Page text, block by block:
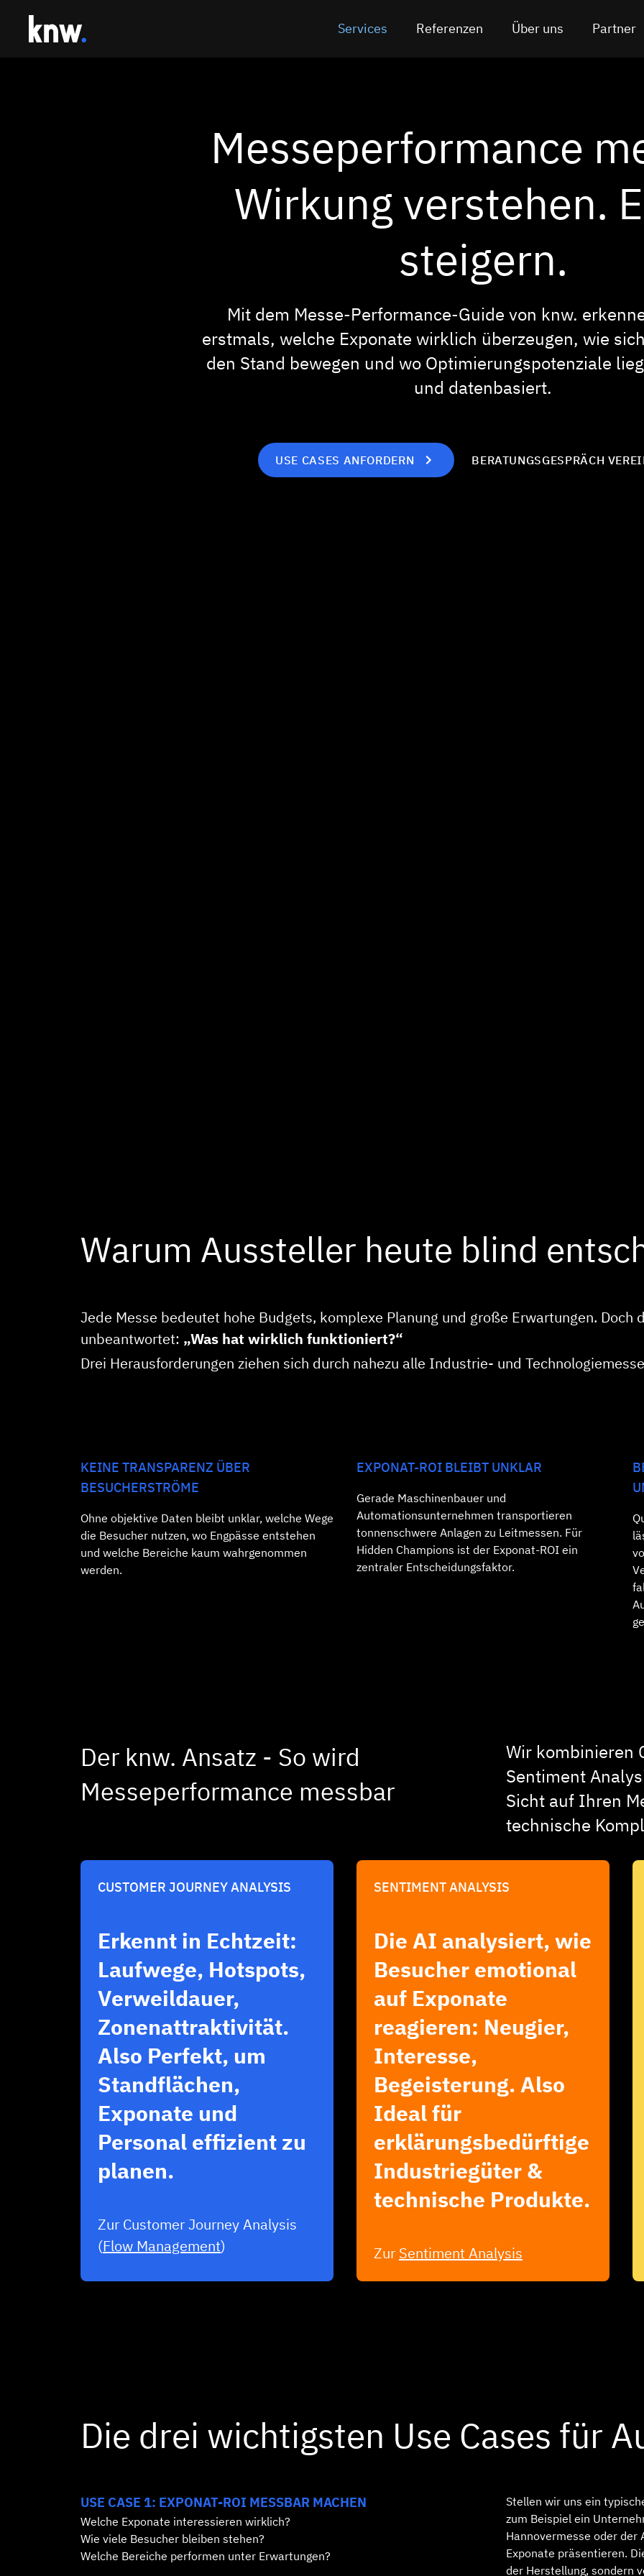
Services Referenzen Über uns Partner
Messeperformance
Wirkung verstehen.
steigern.
Mit dem Messe‑Performance‑Guide von knw.
erstmals, welche Exponate wirklich überzeugen, wie
den Stand bewegen und wo Optimierungspotenziale
und datenbasiert.
USE CASES ANFORDERN BERATUNGSGESPRÄCH
Warum Aussteller heute blind
Jede Messe bedeutet hohe Budgets, komplexe Planung und große Erwartungen.
unbeantwortet: „Was hat wirklich funktioniert?“
Drei Herausforderungen ziehen sich durch nahezu alle Industrie‑ und
KEINE TRANSPARENZ ÜBER
BESUCHERSTRÖME
Ohne objektive Daten bleibt unklar, welche Wege
die Besucher nutzen, wo Engpässe entstehen
und welche Bereiche kaum wahrgenommen
werden.
EXPONAT-ROI BLEIBT UNKLAR
Gerade Maschinenbauer und
Automationsunternehmen transportieren
tonnenschwere Anlagen zu Leitmessen. Für
Hidden Champions ist der Exponat‑ROI ein
zentraler Entscheidungsfaktor.
Der knw. Ansatz - So wird
Messeperformance messbar
Wir kombinieren
Sentiment
Sicht auf Ihren
technische
CUSTOMER JOURNEY ANALYSIS
Erkennt in Echtzeit:
Laufwege, Hotspots,
Verweildauer,
Zonenattraktivität.
Also Perfekt, um
Standflächen,
Exponate und
Personal effizient zu
planen.
Zur Customer Journey Analysis
(Flow Management)
SENTIMENT ANALYSIS
Die AI analysiert, wie
Besucher emotional
auf Exponate
reagieren: Neugier,
Interesse,
Begeisterung. Also
Ideal für
erklärungsbedürftige
Industriegüter &
technische Produkte.
Zur Sentiment Analysis
Die drei wichtigsten Use Cases für
USE CASE 1: EXPONAT-ROI MESSBAR MACHEN
Welche Exponate interessieren wirklich?
Wie viele Besucher bleiben stehen?
Welche Bereiche performen unter Erwartungen?
Stellen wir uns ein
zum Beispiel ein
Hannovermesse oder der
Exponate präsentieren.
der Herstellung, sondern